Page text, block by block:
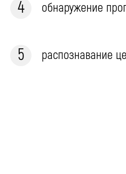
обнаружение
распознавание